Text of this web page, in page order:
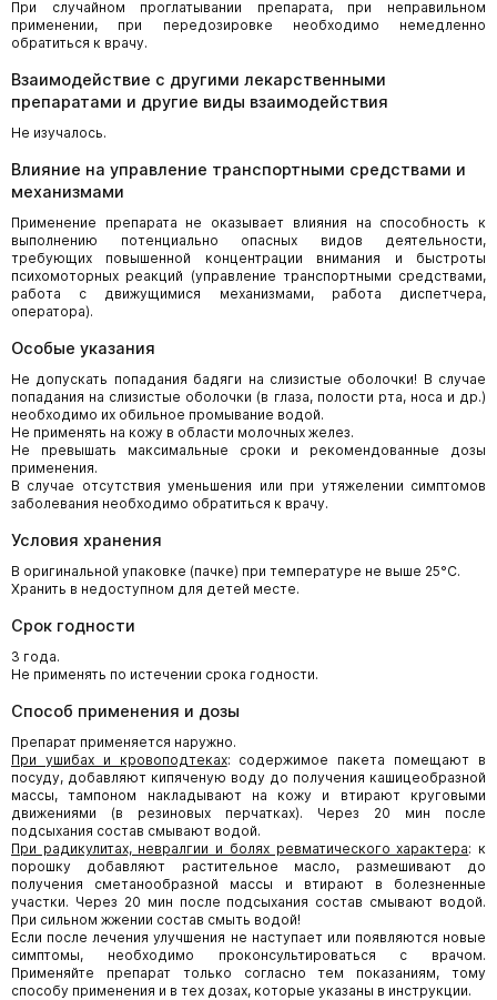
При случайном проглатывании препарата, при неправильном
применении, при передозировке необходимо немедленно
обратиться к врачу.
Взаимодействие с другими лекарственными
препаратами и другие виды взаимодействия
Не изучалось.
Влияние на управление транспортными средствами и
механизмами
Применение препарата не оказывает влияния на способность к
выполнению потенциально опасных видов деятельности,
требующих повышенной концентрации внимания и быстроты
психомоторных реакций (управление транспортными средствами,
работа с движущимися механизмами, работа диспетчера,
оператора).
Особые указания
Не допускать попадания бадяги на слизистые оболочки! В случае
попадания на слизистые оболочки (в глаза, полости рта, носа и др.)
необходимо их обильное промывание водой.
Не применять на кожу в области молочных желез.
Не превышать максимальные сроки и рекомендованные дозы
применения.
В случае отсутствия уменьшения или при утяжелении симптомов
заболевания необходимо обратиться к врачу.
Условия хранения
В оригинальной упаковке (пачке) при температуре не выше 25°С.
Хранить в недоступном для детей месте.
Срок годности
3 года.
Не применять по истечении срока годности.
Способ применения и дозы
Препарат применяется наружно.
При ушибах и кровоподтеках: содержимое пакета помещают в
посуду, добавляют кипяченую воду до получения кашицеобразной
массы, тампоном накладывают на кожу и втирают круговыми
движениями (в резиновых перчатках). Через 20 мин после
подсыхания состав смывают водой.
При радикулитах, невралгии и болях ревматического характера: к
порошку добавляют растительное масло, размешивают до
получения сметанообразной массы и втирают в болезненные
участки. Через 20 мин после подсыхания состав смывают водой.
При сильном жжении состав смыть водой!
Если после лечения улучшения не наступает или появляются новые
симптомы, необходимо проконсультироваться с врачом.
Применяйте препарат только согласно тем показаниям, тому
способу применения и в тех дозах, которые указаны в инструкции.